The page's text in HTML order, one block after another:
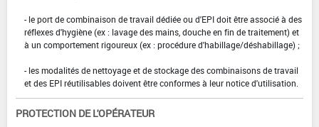
- le port de combinaison de travail dédiée ou d'EPI doit être associé à des
réflexes d'hygiène (ex : lavage des mains, douche en fin de traitement) et
à un comportement rigoureux (ex : procédure d'habillage/déshabillage) ;
- les modalités de nettoyage et de stockage des combinaisons de travail
et des EPI réutilisables doivent être conformes à leur notice d'utilisation.
PROTECTION DE L'OPÉRATEUR